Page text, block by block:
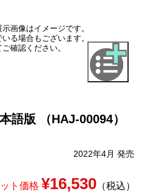
画像はイメージです。
る場合もございます。
確認ください。
語版 （HAJ-00094）
2022年4月 発売
ト価格 ¥16,530（税込）